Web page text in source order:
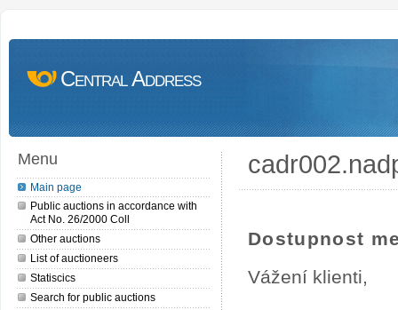
Central Address
Menu
Main page
Public auctions in accordance with
Act No. 26/2000 Coll
Other auctions
List of auctioneers
Statiscics
Search for public auctions
Dostupnost
Vážení klienti,